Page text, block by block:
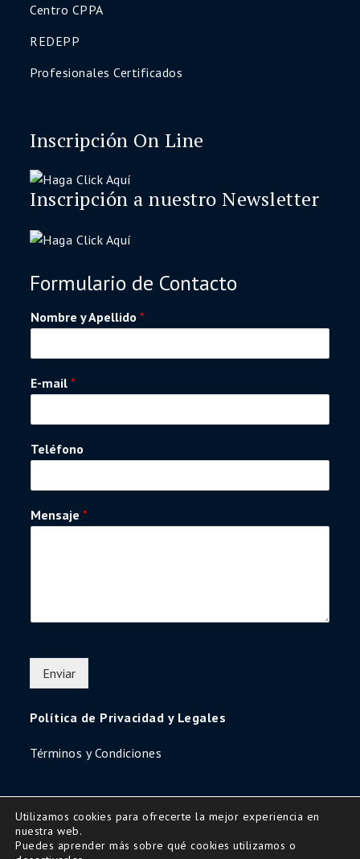
Centro CPPA
REDEPP
Profesionales Certificados
Inscripción On Line
Inscripción a nuestro Newsletter
Formulario de Contacto
Nombre y Apellido*
E-mail*
Teléfono
Mensaje*
Enviar
Política de Privacidad y Legales
Términos y Condiciones
Copyright © 2016 | All Rights Reserved-Diseño
Utilizamos cookies para ofrecerte la mejor experiencia en
nuestra web.
Puedes aprender más sobre qué cookies utilizamos o